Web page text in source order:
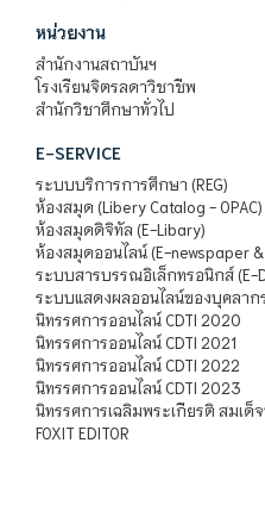
หน่วยงาน
สำนักงานสถาบันฯ
โรงเรียนจิตรลดาวิชาชีพ
สำนักวิชาศึกษาทั่วไป
E-SERVICE
ระบบบริการการศึกษา (REG)
ห้องสมุด (Libery Catalog - OPAC)
ห้องสมุดดิจิทัล (E-Libary)
ห้องสมุดออนไลน์ (E-newspaper
ระบบสารบรรณอิเล็กทรอนิกส์ (E-
ระบบแสดงผลออนไลน์ของบุคลากร
นิทรรศการออนไลน์ CDTI 2020
นิทรรศการออนไลน์ CDTI 2021
นิทรรศการออนไลน์ CDTI 2022
นิทรรศการออนไลน์ CDTI 2023
นิทรรศการเฉลิมพระเกียรติ สมเด็
FOXIT EDITOR